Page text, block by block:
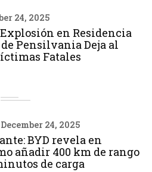
24, 2025
en Residencia
Pensilvania Deja al
Fatales
December 24, 2025
BYD revela en
añadir 400 km de rango
de carga